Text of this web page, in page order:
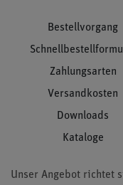
Bestellvorgang
Zahlungsarten
Versandkosten
Downloads
Kataloge
Unser Angebot richtet